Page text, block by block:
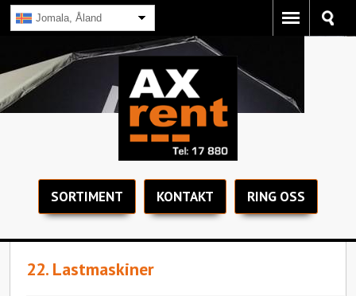
Jomala, Åland
SORTIMENT KONTAKT RING OSS
22. Lastmaskiner